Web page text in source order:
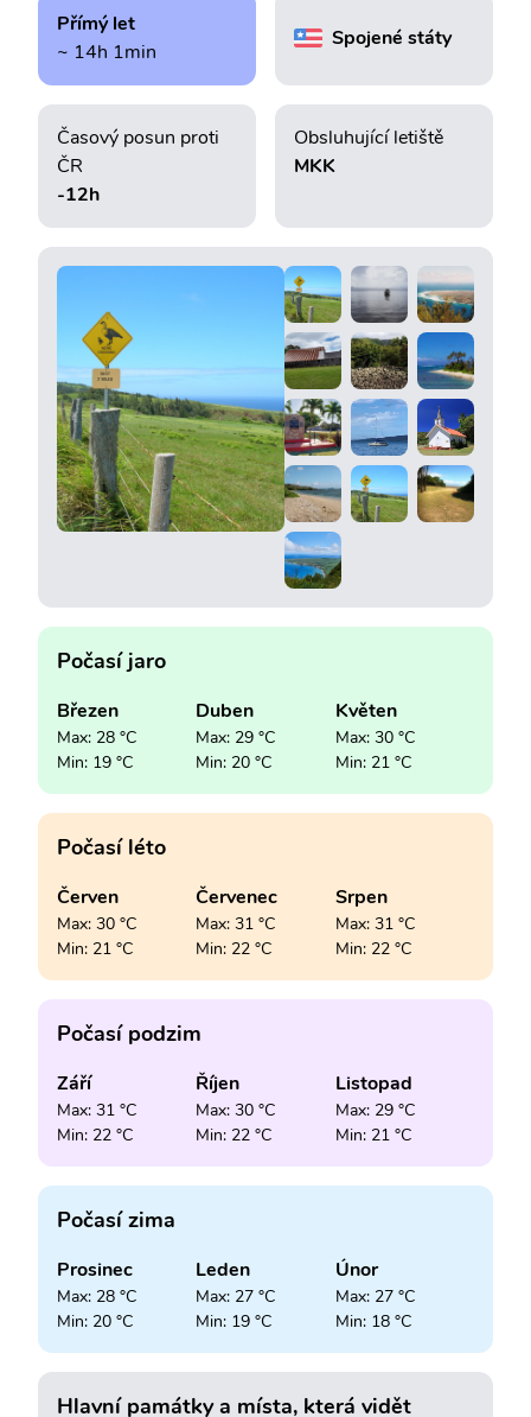
Přímý let
~ 14h 1min
Spojené státy
Časový posun proti
ČR
-12h
Obsluhující letiště
MKK
Počasí jaro
Březen
Max: 28 °C
Min: 19 °C
Duben
Max: 29 °C
Min: 20 °C
Květen
Max: 30 °C
Min: 21 °C
Počasí léto
Červen
Max: 30 °C
Min: 21 °C
Červenec
Max: 31 °C
Min: 22 °C
Srpen
Max: 31 °C
Min: 22 °C
Počasí podzim
Září
Max: 31 °C
Min: 22 °C
Říjen
Max: 30 °C
Min: 22 °C
Listopad
Max: 29 °C
Min: 21 °C
Počasí zima
Prosinec
Max: 28 °C
Min: 20 °C
Leden
Max: 27 °C
Min: 19 °C
Únor
Max: 27 °C
Min: 18 °C
Hlavní památky a místa, která vidět